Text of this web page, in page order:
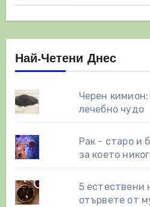
Най-Четени Днес
Черен
лечебно чудо
Рак - старо и
за което
5 естествени
отървете от